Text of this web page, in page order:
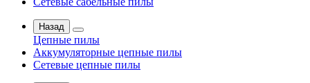
Назад
Цепные пилы
Аккумуляторные цепные пилы
Сетевые цепные пилы